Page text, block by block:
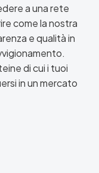
a una rete
come la nostra
e qualità in
di cui i tuoi
in un mercato